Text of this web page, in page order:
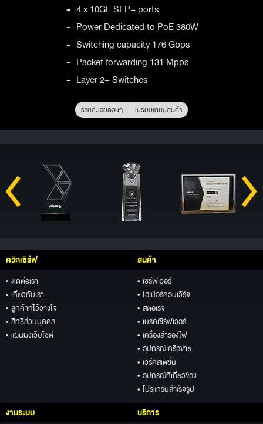
- 4 x 10GE SFP+ ports
- Power Dedicated to PoE 380W
- Switching capacity 176 Gbps
- Packet forwarding 131 Mpps
- Layer 2+ Switches
รายละเอียดอื่นๆ เปรียบเทียบสินค้า
ควิกเซิร์ฟ
• ติดต่อเรา
• เกี่ยวกับเรา
• ลูกค้าที่ไว้วางใจ
• สิทธิส่วนบุคคล
• แผนผังเว็บไซต์
สินค้า
• เซิร์ฟเวอร์
• ไฮเปอร์คอนเวิร์จ
• สตอเรจ
• เบรคเซิร์ฟเวอร์
• เครื่องสำรองไฟ
• อุปกรณ์เครือข่าย
• เวิร์คสเตชั่น
• อุปกรณ์ที่เกี่ยวข้อง
• โปรแกรมสำเร็จรูป
งานระบบ บริการ